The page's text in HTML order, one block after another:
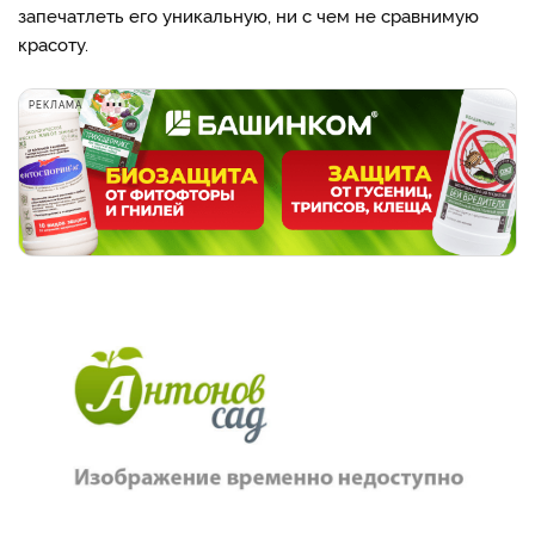
запечатлеть его уникальную, ни с чем не сравнимую
красоту.
РЕКЛАМА